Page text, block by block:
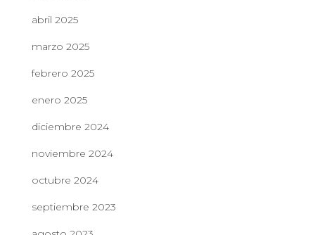
abril 2025
marzo 2025
febrero 2025
enero 2025
diciembre 2024
noviembre 2024
octubre 2024
septiembre 2023